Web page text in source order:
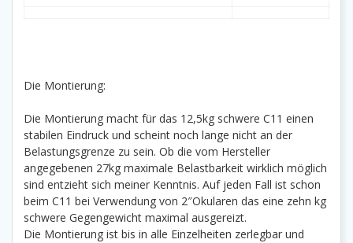
Die Montierung:
Die Montierung macht für das 12,5kg schwere C11 einen
stabilen Eindruck und scheint noch lange nicht an der
Belastungsgrenze zu sein. Ob die vom Hersteller
angegebenen 27kg maximale Belastbarkeit wirklich möglich
sind entzieht sich meiner Kenntnis. Auf jeden Fall ist schon
beim C11 bei Verwendung von 2″Okularen das eine zehn kg
schwere Gegengewicht maximal ausgereizt.
Die Montierung ist bis in alle Einzelheiten zerlegbar und